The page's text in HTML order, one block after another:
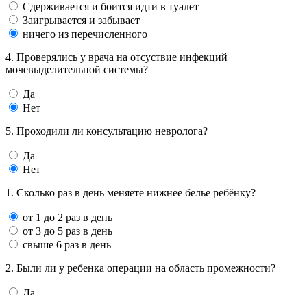
Сдерживается и боится идти в туалет
Заигрывается и забывает
ничего из перечисленного
4. Проверялись у врача на отсуствие инфекций
мочевыделительной системы?
Да
Нет
5. Проходили ли консультацию невролога?
Да
Нет
1. Сколько раз в день меняете нижнее белье ребёнку?
от 1 до 2 раз в день
от 3 до 5 раз в день
свыше 6 раз в день
2. Были ли у ребенка операции на область промежности?